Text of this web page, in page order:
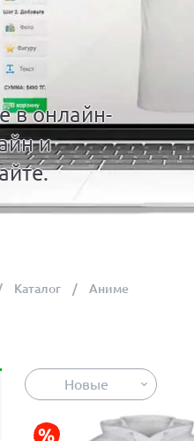
в онлайн-
и
Каталог Аниме
Новые